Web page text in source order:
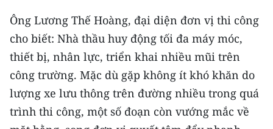
Ông Lương Thế Hoàng, đại diện đơn vị thi công
cho biết: Nhà thầu huy động tối đa máy móc,
thiết bị, nhân lực, triển khai nhiều mũi trên
công trường. Mặc dù gặp không ít khó khăn do
lượng xe lưu thông trên đường nhiều trong quá
trình thi công, một số đoạn còn vướng mắc về